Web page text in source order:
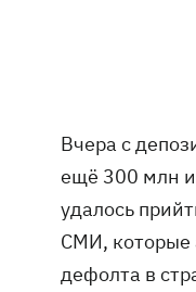
Вчера с
ещё 300 млн и
удалось
СМИ, которые
дефолта в